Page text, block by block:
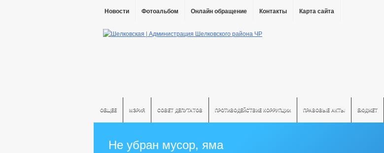
Новости Фотоальбом Онлайн обращение Контакты Карта сайта
ОБЩЕЕ МЭРИЯ СОВЕТ ДЕПУТАТОВ ПРОТИВОДЕЙСТВИЕ КОРРУПЦИИ ПРАВОВЫЕ АКТЫ БЮДЖЕТ
Не убран мусор, яма